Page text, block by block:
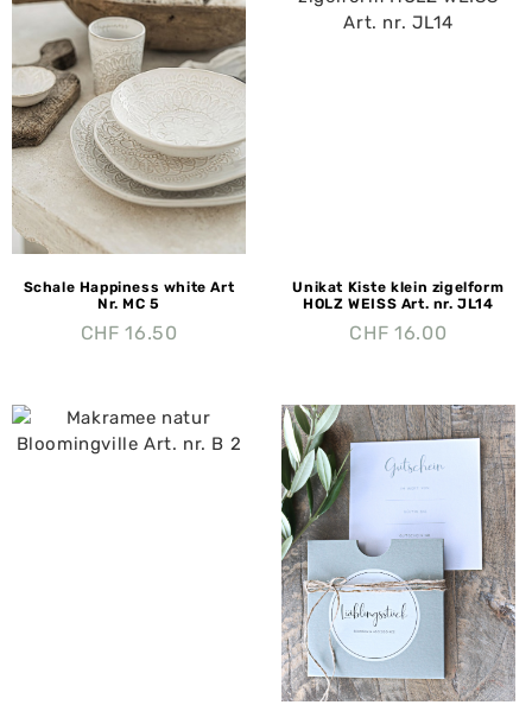
Schale Happiness white Art
Nr. MC 5
CHF 16.50
Unikat Kiste klein zigelform
HOLZ WEISS Art. nr. JL14
CHF 16.00